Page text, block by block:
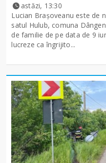
astăzi, 13:30
Lucian Brașoveanu este de
satul Hulub, comuna
de familie de pe data de 9
lucreze ca îngrijito...